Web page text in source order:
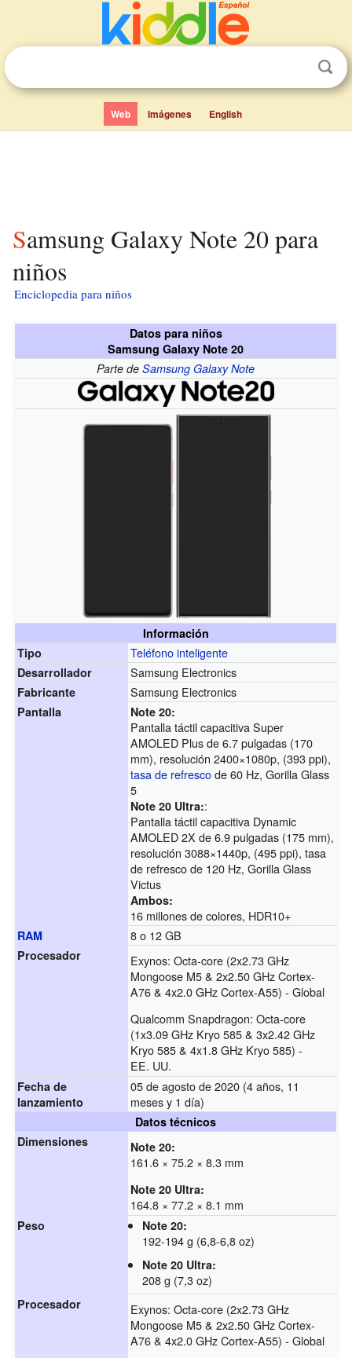
Web Imágenes English
Samsung Galaxy Note 20 para
niños
Enciclopedia para niños
Datos para niños
Samsung Galaxy Note 20
Parte deSamsung Galaxy Note
Información
Tipo
Teléfono inteligente
Desarrollador Samsung Electronics
Fabricante Samsung Electronics
Pantalla Note 20:
Pantalla táctil capacitiva Super
AMOLED Plus de 6.7 pulgadas (170
mm), resolución 2400×1080p, (393 ppi),
tasa de refrescode 60 Hz, Gorilla Glass
5
Note 20 Ultra::
Pantalla táctil capacitiva Dynamic
AMOLED 2X de 6.9 pulgadas (175 mm),
resolución 3088×1440p, (495 ppi), tasa
de refresco de 120 Hz, Gorilla Glass
Victus
Ambos:
16 millones de colores, HDR10+
RAM 8 o 12 GB
Procesador
Exynos: Octa-core (2x2.73 GHz
Mongoose M5 & 2x2.50 GHz Cortex-
A76 & 4x2.0 GHz Cortex-A55) - Global
Qualcomm Snapdragon: Octa-core
(1x3.09 GHz Kryo 585 & 3x2.42 GHz
Kryo 585 & 4x1.8 GHz Kryo 585) -
EE. UU.
Fecha de
lanzamiento
05 de agosto de 2020 (4 años, 11
meses y 1 día)
Datos técnicos
Dimensiones
Note 20:
161.6 × 75.2 × 8.3 mm
Note 20 Ultra:
164.8 × 77.2 × 8.1 mm
Peso Note 20:
192-194 g (6,8-6,8 oz)
Note 20 Ultra:
208 g (7,3 oz)
Procesador
Exynos: Octa-core (2x2.73 GHz
Mongoose M5 & 2x2.50 GHz Cortex-
A76 & 4x2.0 GHz Cortex-A55) - Global